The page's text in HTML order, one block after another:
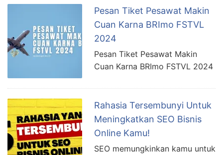
Pesan Tiket Pesawat Makin
Cuan Karna BRImo FSTVL
2024
Pesan Tiket Pesawat Makin
Cuan Karna BRImo FSTVL 2024
Rahasia Tersembunyi Untuk
Meningkatkan SEO Bisnis
Online Kamu!
SEO memungkinkan kamu untuk